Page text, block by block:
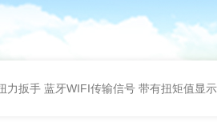
力扳手 蓝牙WIFI传输信号 带有扭矩值显